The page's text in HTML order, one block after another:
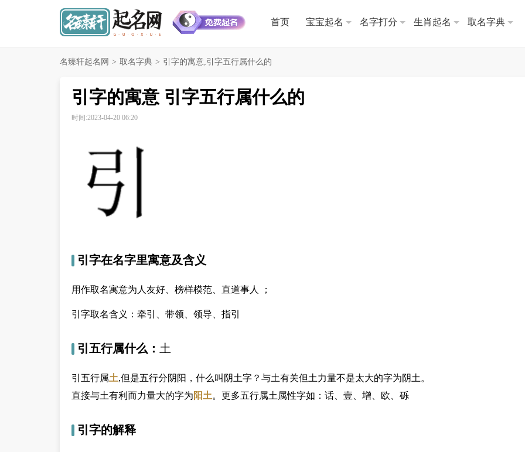
首页 宝宝起名 名字打分 生肖起名 取名字典
名臻轩起名网 > 取名字典 > 引字的寓意,引字五行属什么的
引字的寓意 引字五行属什么的
时间:2023-04-20 06:20
引字在名字里寓意及含义
用作取名寓意为人友好、榜样模范、直道事人 ；
引字取名含义：牵引、带领、领导、指引
引五行属什么： 土
引五行属土,但是五行分阴阳，什么叫阴土字？与土有关但土力量不是太大的字为阴土。
直接与土有利而力量大的字为 阳土。更多五行属土属性字如：话、壹、增、欧、砾
引字的解释